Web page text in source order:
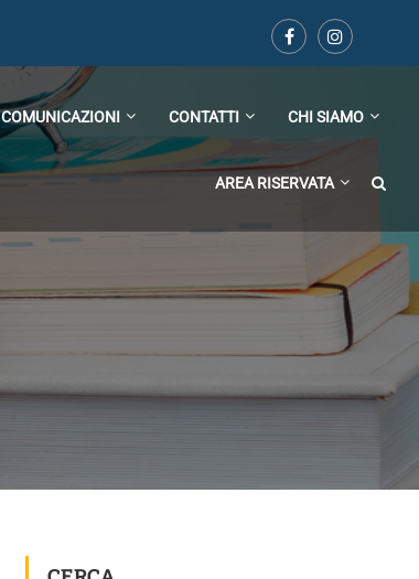
COMUNICAZIONI CONTATTI CHI SIAMO
AREA RISERVATA